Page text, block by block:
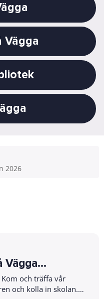
Vägga
2026
Vägga
och kolla in skolan.